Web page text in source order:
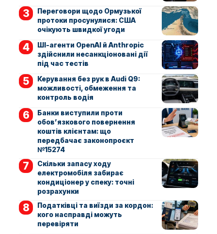
Переговори щодо Ормузької
протоки просунулися: США
очікують швидкої угоди
ШІ-агенти OpenAI й Anthropic
здійснили несанкціоновані дії
під час тестів
Керування без рук в Audi Q9:
можливості, обмеження та
контроль водія
Банки виступили проти
обов’язкового повернення
коштів клієнтам: що
передбачає законопроєкт
№15274
Скільки запасу ходу
електромобіля забирає
кондиціонер у спеку: точні
розрахунки
Податківці та виїзди за кордон:
кого насправді можуть
перевіряти